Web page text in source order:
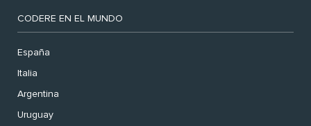
CODERE EN EL MUNDO
España
Italia
Argentina
Uruguay